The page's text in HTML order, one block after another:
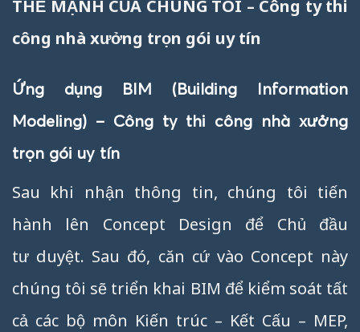
THẾ MẠNH CỦA CHÚNG TÔI – Công ty thi
công nhà xưởng trọn gói uy tín
Ứng dụng BIM (Building Information
Modeling) – Công ty thi công nhà xưởng
trọn gói uy tín
Sau khi nhận thông tin, chúng tôi tiến
hành lên Concept Design để Chủ đầu
tư duyệt. Sau đó, căn cứ vào Concept này
chúng tôi sẽ triển khai BIM để kiểm soát tất
cả các bộ môn Kiến trúc – Kết Cấu – MEP,